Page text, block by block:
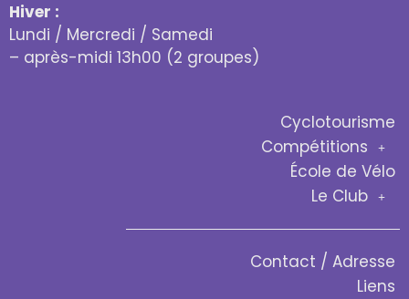
Hiver :
Lundi / Mercredi / Samedi
– après-midi 13h00 (2 groupes)
Cyclotourisme
Compétitions
École de Vélo
Le Club
Contact / Adresse
Liens